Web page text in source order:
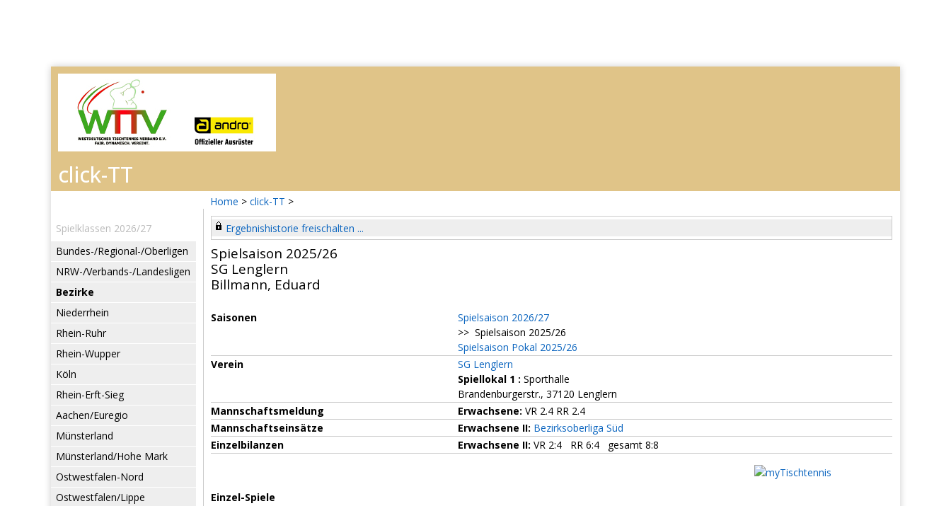
Home > click-TT >
Spielklassen 2026/27
Bundes-/Regional-/Oberligen
NRW-/Verbands-/Landesligen
Bezirke
Niederrhein
Rhein-Ruhr
Rhein-Wupper
Köln
Rhein-Erft-Sieg
Aachen/Euregio
Münsterland
Münsterland/Hohe Mark
Ostwestfalen-Nord
Ostwestfalen/Lippe
Ergebnishistorie freischalten ...
Spielsaison 2025/26
SG Lenglern
Billmann, Eduard
Saisonen
Spielsaison 2026/27
>> Spielsaison 2025/26
Spielsaison Pokal 2025/26
Verein
SG Lenglern
Spiellokal 1 : Sporthalle
Brandenburgerstr., 37120 Lenglern
Mannschaftsmeldung
Erwachsene: VR 2.4 RR 2.4
Mannschaftseinsätze
Erwachsene II: Bezirksoberliga Süd
Einzelbilanzen
Erwachsene II: VR 2:4 RR 6:4 gesamt 8:8
Einzel-Spiele